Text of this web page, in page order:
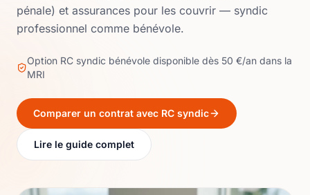
pénale) et assurances pour les couvrir — syndic
professionnel comme bénévole.
Option RC syndic bénévole disponible dès 50 €/an dans la
MRI
Comparer un contrat avec RC syndic
Lire le guide complet